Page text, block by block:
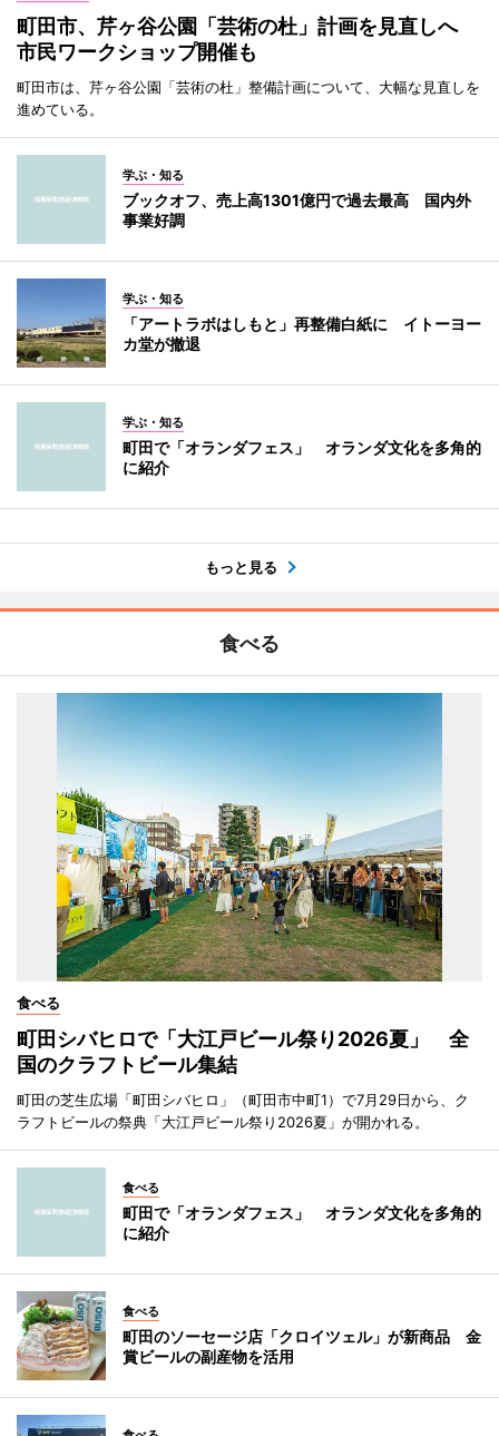
町田市、芹ヶ谷公園「芸術の杜」計画を見直しへ
市民ワークショップ開催も
町田市は、芹ヶ谷公園「芸術の杜」整備計画について、大幅な見直しを
進めている。
学ぶ・知る
ブックオフ、売上高1301億円で過去最高 国内外
事業好調
学ぶ・知る
「アートラボはしもと」再整備白紙に イトーヨー
カ堂が撤退
学ぶ・知る
町田で「オランダフェス」 オランダ文化を多角的
に紹介
もっと見る
食べる
食べる
町田シバヒロで「大江戸ビール祭り2026夏」 全
国のクラフトビール集結
町田の芝生広場「町田シバヒロ」（町田市中町1）で7月29日から、ク
ラフトビールの祭典「大江戸ビール祭り2026夏」が開かれる。
食べる
町田で「オランダフェス」 オランダ文化を多角的
に紹介
食べる
町田のソーセージ店「クロイツェル」が新商品 金
賞ビールの副産物を活用